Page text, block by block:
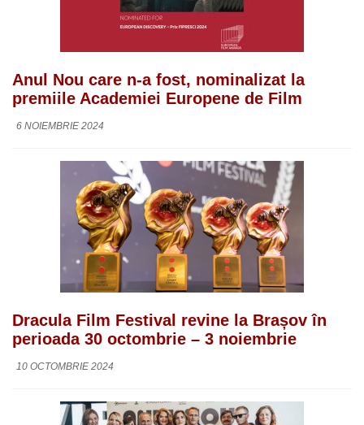
Anul Nou care n-a fost, nominalizat la
premiile Academiei Europene de Film
6 NOIEMBRIE 2024
Dracula Film Festival revine la Brașov în
perioada 30 octombrie – 3 noiembrie
10 OCTOMBRIE 2024